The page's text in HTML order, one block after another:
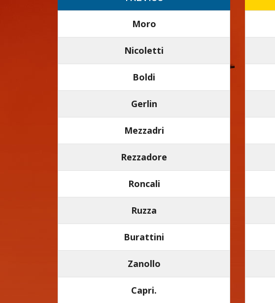
Moro
Nicoletti
Boldi
Gerlin
Mezzadri
Rezzadore
Roncali
Ruzza
Burattini
Zanollo
Capri.